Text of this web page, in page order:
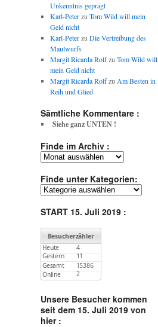
Unkenntnis geprägt
Karl-Peterzu Tom Wild will mein
Geld nicht
Karl-Peterzu Die Vertreibung des
Maulwurfs
Margit Ricarda Rolfzu Tom Wild will
mein Geld nicht
Margit Ricarda Rolfzu Am Besten in
Reih und Glied
Sämtliche Kommentare :
Siehe ganz UNTEN !
Finde im Archiv :
Finde
Archiv
Finde unter Kategorien:
Finde
Kategorien:
START 15. Juli 2019 :
Unsere Besucher kommen
seit dem 15. Juli 2019 von
hier :